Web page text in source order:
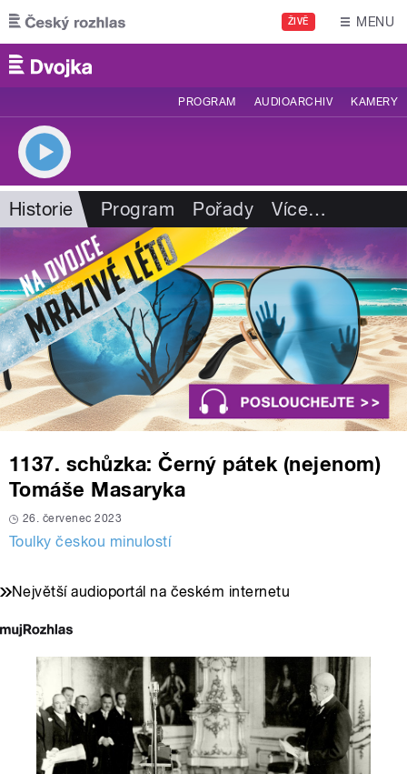
Přejít k hlavnímu obsahu
ŽIVĚ MENU
PROGRAM AUDIOARCHIV KAMERY
Historie Program Pořady Více…
1137. schůzka: Černý pátek (nejenom)
Tomáše Masaryka
26. červenec 2023
Toulky českou minulostí
Největší audioportál na českém internetu